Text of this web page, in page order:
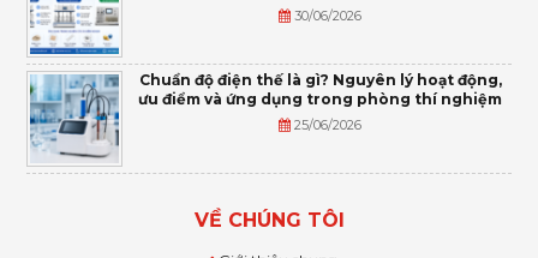
30/06/2026
Chuẩn độ điện thế là gì? Nguyên lý hoạt động,
ưu điểm và ứng dụng trong phòng thí nghiệm
25/06/2026
VỀ CHÚNG TÔI